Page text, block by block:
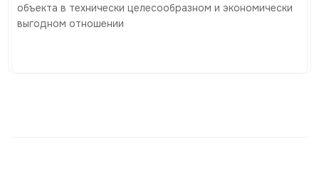
объекта в технически целесообразном и экономически
выгодном отношении